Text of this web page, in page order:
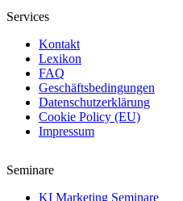
Services
Kontakt
Lexikon
FAQ
Geschäftsbedingungen
Datenschutzerklärung
Cookie Policy (EU)
Impressum
Seminare
KI Marketing Seminare